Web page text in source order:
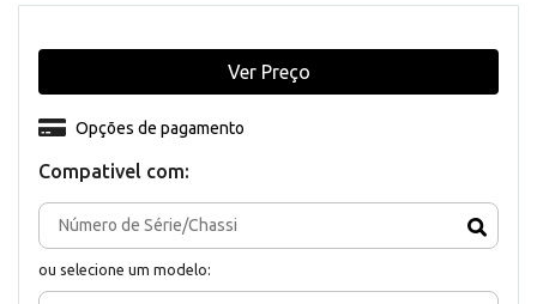
Compativel com:
ou selecione um modelo:
Opções de pagamento
Ver Preço